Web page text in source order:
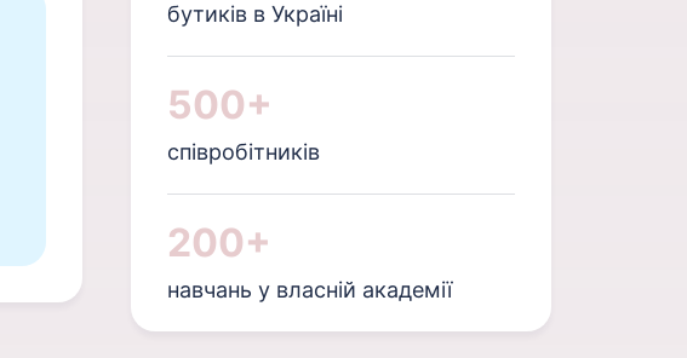
бутиків в Україні
500+
співробітників
200+
навчань у власній академії